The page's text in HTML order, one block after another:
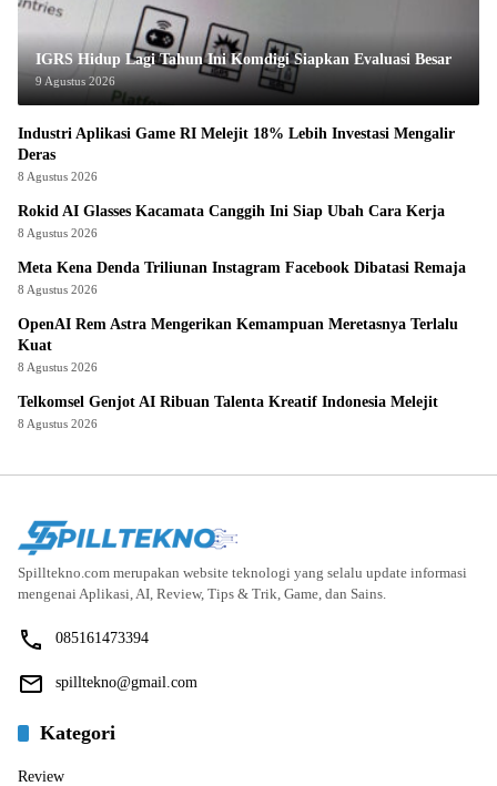
IGRS Hidup Lagi Tahun Ini Komdigi Siapkan Evaluasi Besar
9 Agustus 2026
Industri Aplikasi Game RI Melejit 18% Lebih Investasi Mengalir
Deras
8 Agustus 2026
Rokid AI Glasses Kacamata Canggih Ini Siap Ubah Cara Kerja
8 Agustus 2026
Meta Kena Denda Triliunan Instagram Facebook Dibatasi Remaja
8 Agustus 2026
OpenAI Rem Astra Mengerikan Kemampuan Meretasnya Terlalu
Kuat
8 Agustus 2026
Telkomsel Genjot AI Ribuan Talenta Kreatif Indonesia Melejit
8 Agustus 2026
Spilltekno.com merupakan website teknologi yang selalu update informasi
mengenai Aplikasi, AI, Review, Tips & Trik, Game, dan Sains.
085161473394
spilltekno@gmail.com
Kategori
Review